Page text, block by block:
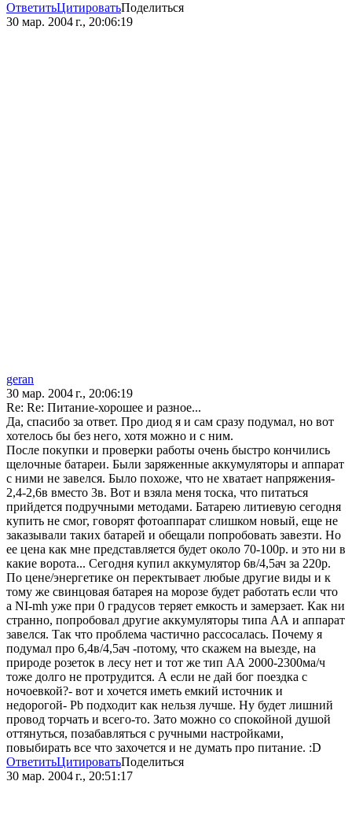
ОтветитьЦитироватьПоделиться
30 мар. 2004 г., 20:06:19
geran
30 мар. 2004 г., 20:06:19
Re: Re: Питание-хорошее и разное...
Да, спасибо за ответ. Про диод я и сам сразу подумал, но вот
хотелось бы без него, хотя можно и с ним.
После покупки и проверки работы очень быстро кончились
щелочные батареи. Были заряженные аккумуляторы и аппарат
с ними не завелся. Было похоже, что не хватает напряжения-
2,4-2,6в вместо 3в. Вот и взяла меня тоска, что питаться
прийдется подручными методами. Батарею литиевую сегодня
купить не смог, говорят фотоаппарат слишком новый, еще не
заказывали таких батарей и обещали попробовать завезти. Но
ее цена как мне представляется будет около 70-100р. и это ни в
какие ворота... Сегодня купил аккумулятор 6в/4,5ач за 220р.
По цене/энергетике он перектывает любые другие виды и к
тому же свинцовая батарея на морозе будет работать если что
а NI-mh уже при 0 градусов теряет емкость и замерзает. Как ни
странно, попробовал другие аккумуляторы типа АА и аппарат
завелся. Так что проблема частично рассосалась. Почему я
подумал про 6,4в/4,5ач -потому, что скажем на выезде, на
природе розеток в лесу нет и тот же тип АА 2000-2300ма/ч
тоже долго не протрудится. А если не дай бог поездка с
ночоевкой?- вот и хочется иметь емкий источник и
недорогой- Pb подходит как нельзя лучше. Ну будет лишний
провод торчать и всего-то. Зато можно со спокойной душой
оттянуться, позабавляться с ручными настройками,
повыбирать все что захочется и не думать про питание. :D
ОтветитьЦитироватьПоделиться
30 мар. 2004 г., 20:51:17